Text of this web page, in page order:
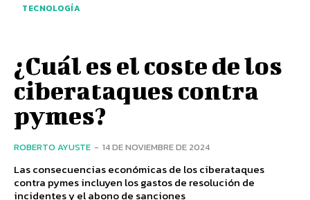
TECNOLOGÍA
¿Cuál es el coste de los
ciberataques contra
pymes?
ROBERTO AYUSTE - 14 DE NOVIEMBRE DE 2024
Las consecuencias económicas de los ciberataques
contra pymes incluyen los gastos de resolución de
incidentes y el abono de sanciones